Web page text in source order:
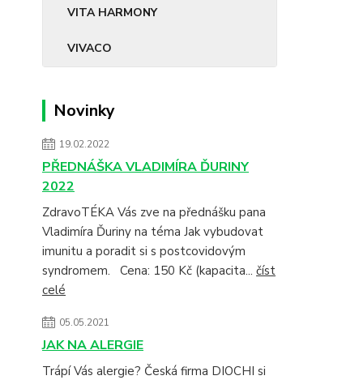
VITA HARMONY
VIVACO
Novinky
19.02.2022
PŘEDNÁŠKA VLADIMÍRA ĎURINY
2022
ZdravoTÉKA Vás zve na přednášku pana
Vladimíra Ďuriny na téma Jak vybudovat
imunitu a poradit si s postcovidovým
syndromem. Cena: 150 Kč (kapacita... číst
celé
05.05.2021
JAK NA ALERGIE
Trápí Vás alergie? Česká firma DIOCHI si